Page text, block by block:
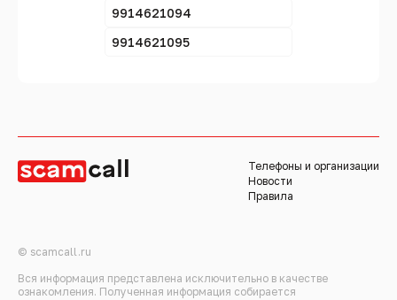
9914621094
9914621095
Телефоны и организации
Новости
Правила
© scamcall.ru
Вся информация представлена исключительно в качестве
ознакомления. Полученная информация собирается